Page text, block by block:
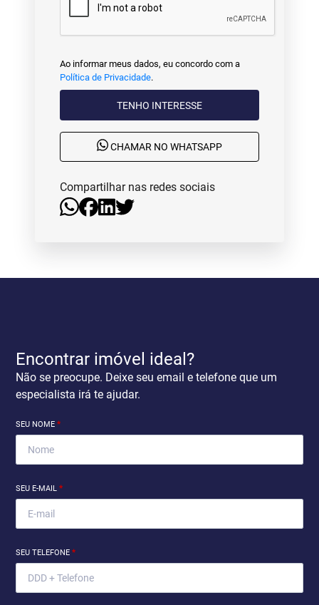
Ao informar meus dados, eu concordo com a
Política de Privacidade.
TENHO INTERESSE
CHAMAR NO WHATSAPP
Compartilhar nas redes sociais
Encontrar imóvel ideal?
Não se preocupe. Deixe seu email e telefone que um
especialista irá te ajudar.
SEU NOME*
SEU E-MAIL*
SEU TELEFONE*